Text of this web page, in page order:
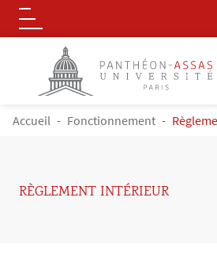
Aller au contenu principal
Logo
FIL D'ARIANE
Accueil Fonctionnement
RÈGLEMENT INTÉRIEUR